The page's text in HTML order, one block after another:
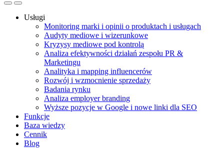
Usługi
Monitoring marki i opinii o produktach i usługach
Audyty mediowe i wizerunkowe
Kryzysy mediowe pod kontrolą
Analiza efektywności działań zespołu PR &
Marketingu
Analityka i mapping influencerów
Rozwój i wzmocnienie sprzedaży
Badania rynku
Analiza employer branding
Wyższe pozycje w Google i nowe linki dla SEO
Funkcje
Baza wiedzy
Cennik
Blog